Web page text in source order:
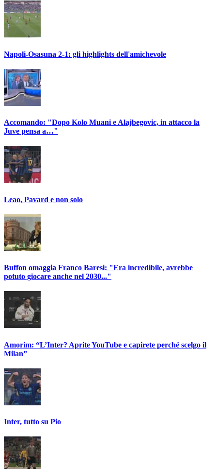
Napoli-Osasuna 2-1: gli highlights dell'amichevole
Accomando: "Dopo Kolo Muani e Alajbegovic, in attacco la
Juve pensa a…"
Leao, Pavard e non solo
Buffon omaggia Franco Baresi: "Era incredibile, avrebbe
potuto giocare anche nel 2030..."
Amorim: “L’Inter? Aprite YouTube e capirete perché scelgo il
Milan”
Inter, tutto su Pio